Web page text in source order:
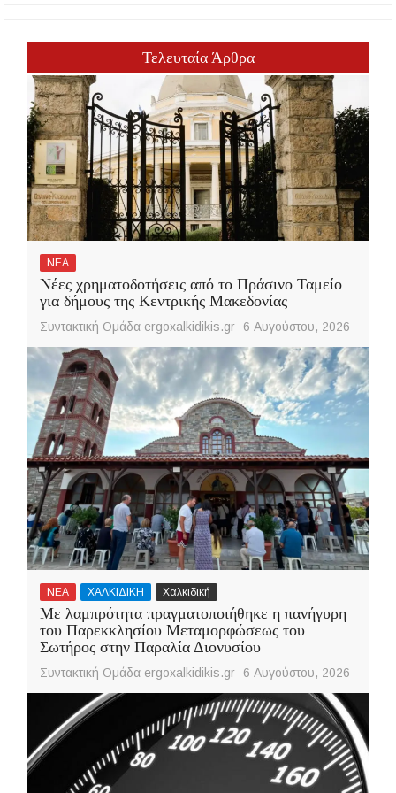
Τελευταία Άρθρα
ΝΕΑ
Νέες χρηματοδοτήσεις από το Πράσινο Ταμείο
για δήμους της Κεντρικής Μακεδονίας
Συντακτική Ομάδα ergoxalkidikis.gr 6 Αυγούστου, 2026
ΝΕΑ ΧΑΛΚΙΔΙΚΗ Χαλκιδική
Με λαμπρότητα πραγματοποιήθηκε η πανήγυρη
του Παρεκκλησίου Μεταμορφώσεως του
Σωτήρος στην Παραλία Διονυσίου
Συντακτική Ομάδα ergoxalkidikis.gr 6 Αυγούστου, 2026